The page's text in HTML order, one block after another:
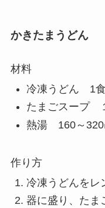
かきたまうどん
材料
冷凍うどん 1
たまごスープ
熱湯 160～320
作り方
冷凍うどんをレ
器に盛り、たま